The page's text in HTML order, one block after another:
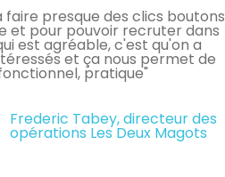
faire presque des clics boutons
et pour pouvoir recruter dans
est agréable, c'est qu'on a
et ça nous permet de
pratique"
Frederic Tabey, directeur des
opérations Les Deux Magots